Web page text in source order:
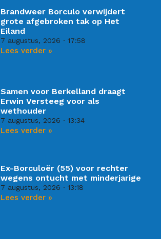
Brandweer Borculo verwijdert
grote afgebroken tak op Het
Eiland
7 augustus, 2026 17:58
Lees verder »
Samen voor Berkelland draagt
Erwin Versteeg voor als
wethouder
7 augustus, 2026 13:34
Lees verder »
Ex-Borculoër (55) voor rechter
wegens ontucht met minderjarige
7 augustus, 2026 13:18
Lees verder »